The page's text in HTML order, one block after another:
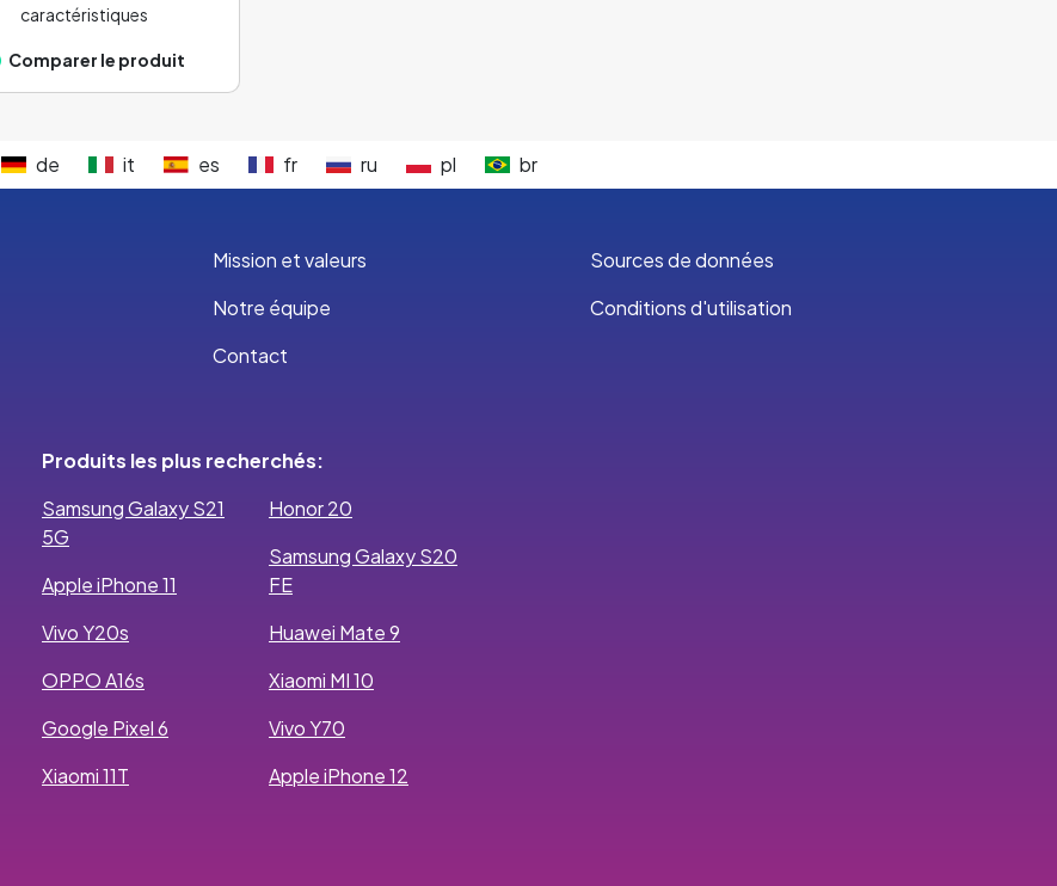
caractéristiques
Comparer le produit
de it es fr ru pl br
Mission et valeurs
Sources de données
Notre équipe
Conditions d'utilisation
Contact
Produits les plus recherchés:
Samsung Galaxy S21
5G
Apple iPhone 11
Vivo Y20s
OPPO A16s
Google Pixel 6
Xiaomi 11T
Honor 20
Samsung Galaxy S20
FE
Huawei Mate 9
Xiaomi MI 10
Vivo Y70
Apple iPhone 12